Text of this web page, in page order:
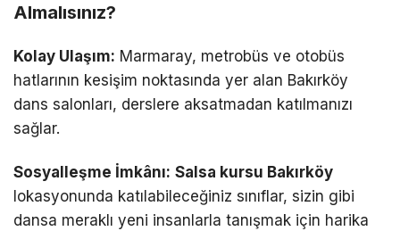
Almalısınız?
Kolay Ulaşım: Marmaray, metrobüs ve otobüs
hatlarının kesişim noktasında yer alan Bakırköy
dans salonları, derslere aksatmadan katılmanızı
sağlar.
Sosyalleşme İmkânı: Salsa kursu Bakırköy
lokasyonunda katılabileceğiniz sınıflar, sizin gibi
dansa meraklı yeni insanlarla tanışmak için harika